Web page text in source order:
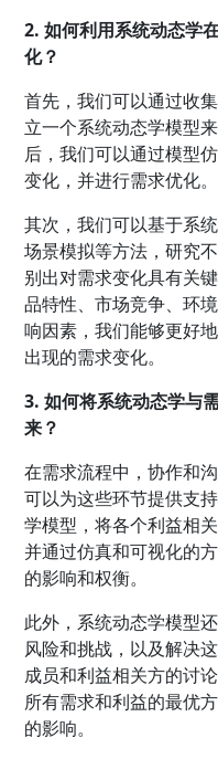
2. 如何利用系统动态学
化？
首先，我们可以通过收
立一个系统动态学模型
后，我们可以通过模型
变化，并进行需求优化。
其次，我们可以基于系
场景模拟等方法，研究
别出对需求变化具有关
品特性、市场竞争、环
响因素，我们能够更好
出现的需求变化。
3. 如何将系统动态学与
来？
在需求流程中，协作和
可以为这些环节提供支
学模型，将各个利益相
并通过仿真和可视化的
的影响和权衡。
此外，系统动态学模型
风险和挑战，以及解决
成员和利益相关方的讨
所有需求和利益的最优
的影响。